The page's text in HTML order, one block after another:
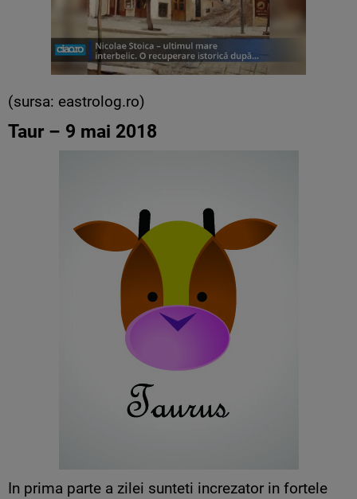
(sursa: eastrolog.ro)
Taur – 9 mai 2018
In prima parte a zilei sunteti increzator in fortele